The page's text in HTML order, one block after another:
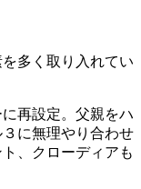
多く取り入れてい
再設定。父親をハ
に無理やり合わせ
、クローディアも